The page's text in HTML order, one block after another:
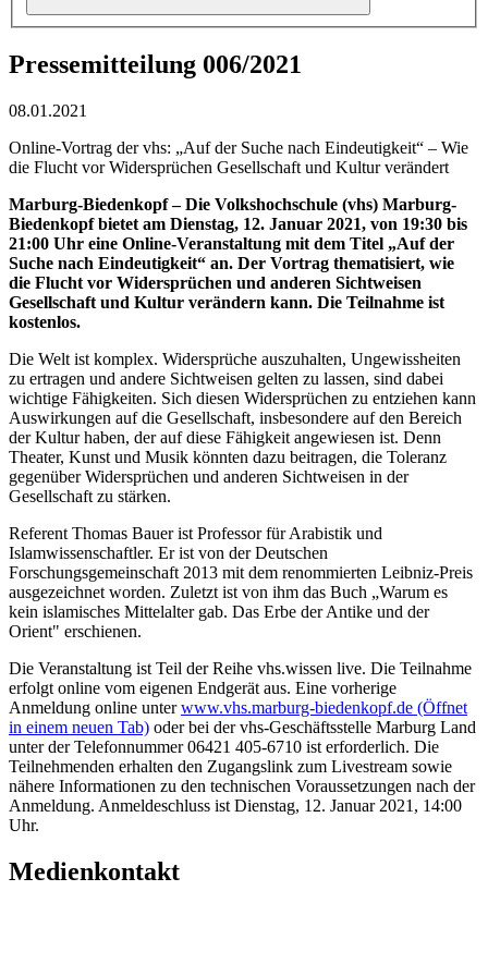
Pressemitteilung 006/2021
08.01.2021
Online-Vortrag der vhs: „Auf der Suche nach Eindeutigkeit“ – Wie
die Flucht vor Widersprüchen Gesellschaft und Kultur verändert
Marburg-Biedenkopf – Die Volkshochschule (vhs) Marburg-
Biedenkopf bietet am Dienstag, 12. Januar 2021, von 19:30 bis
21:00 Uhr eine Online-Veranstaltung mit dem Titel „Auf der
Suche nach Eindeutigkeit“ an. Der Vortrag thematisiert, wie
die Flucht vor Widersprüchen und anderen Sichtweisen
Gesellschaft und Kultur verändern kann. Die Teilnahme ist
kostenlos.
Die Welt ist komplex. Widersprüche auszuhalten, Ungewissheiten
zu ertragen und andere Sichtweisen gelten zu lassen, sind dabei
wichtige Fähigkeiten. Sich diesen Widersprüchen zu entziehen kann
Auswirkungen auf die Gesellschaft, insbesondere auf den Bereich
der Kultur haben, der auf diese Fähigkeit angewiesen ist. Denn
Theater, Kunst und Musik könnten dazu beitragen, die Toleranz
gegenüber Widersprüchen und anderen Sichtweisen in der
Gesellschaft zu stärken.
Referent Thomas Bauer ist Professor für Arabistik und
Islamwissenschaftler. Er ist von der Deutschen
Forschungsgemeinschaft 2013 mit dem renommierten Leibniz-Preis
ausgezeichnet worden. Zuletzt ist von ihm das Buch „Warum es
kein islamisches Mittelalter gab. Das Erbe der Antike und der
Orient" erschienen.
Die Veranstaltung ist Teil der Reihe vhs.wissen live. Die Teilnahme
erfolgt online vom eigenen Endgerät aus. Eine vorherige
Anmeldung online unterwww.vhs.marburg-biedenkopf.de (Öffnet
in einem neuen Tab) oder bei der vhs-Geschäftsstelle Marburg Land
unter der Telefonnummer 06421 405-6710 ist erforderlich. Die
Teilnehmenden erhalten den Zugangslink zum Livestream sowie
nähere Informationen zu den technischen Voraussetzungen nach der
Anmeldung. Anmeldeschluss ist Dienstag, 12. Januar 2021, 14:00
Uhr.
Medienkontakt